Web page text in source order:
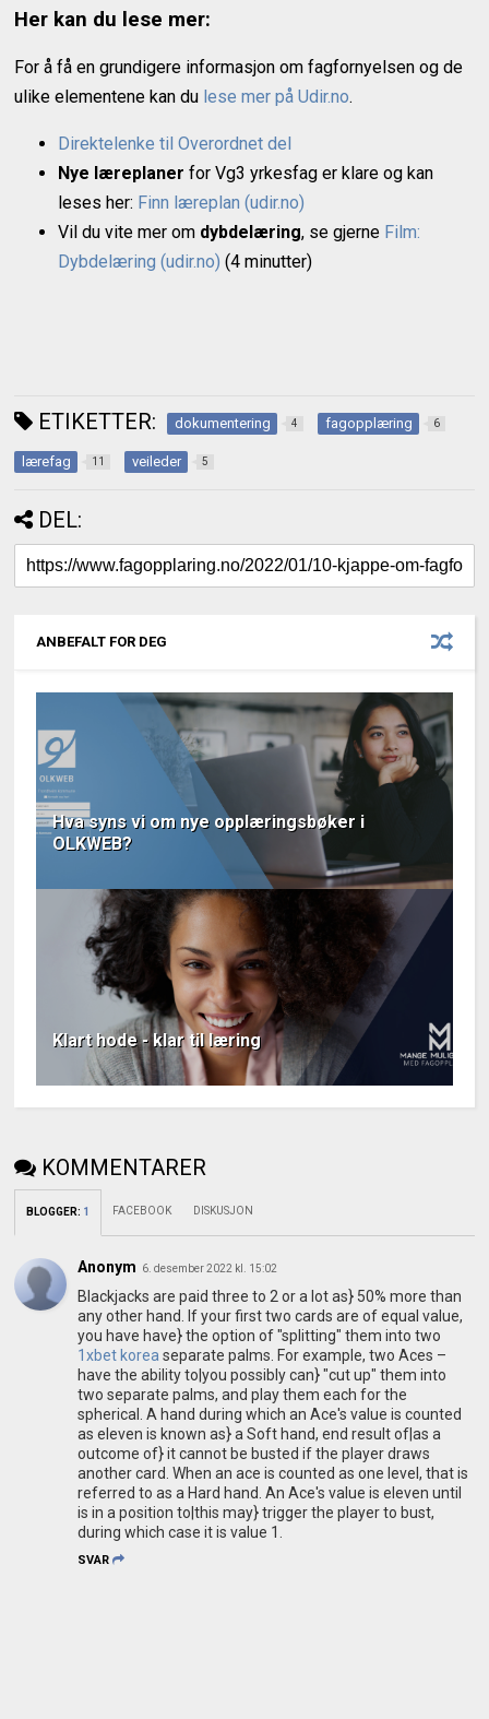
Her kan du lese mer:
For å få en grundigere informasjon om fagfornyelsen og de
ulike elementene kan du lese mer på Udir.no.
Direktelenke til Overordnet del
Nye læreplaner for Vg3 yrkesfag er klare og kan
leses her: Finn læreplan (udir.no)
Vil du vite mer om dybdelæring, se gjerne Film:
Dybdelæring (udir.no) (4 minutter)
ETIKETTER: dokumentering 4 fagopplæring 6
lærefag 11 veileder 5
DEL:
ANBEFALT FOR DEG
Hva syns vi om nye opplæringsbøker i
OLKWEB?
Klart hode - klar til læring
KOMMENTARER
BLOGGER: 1 FACEBOOK DISKUSJON
Anonym 6. desember 2022 kl. 15:02
Blackjacks are paid three to 2 or a lot as} 50% more than
any other hand. If your first two cards are of equal value,
you have have} the option of "splitting" them into two
1xbet korea separate palms. For example, two Aces –
have the ability to|you possibly can} "cut up" them into
two separate palms, and play them each for the
spherical. A hand during which an Ace's value is counted
as eleven is known as} a Soft hand, end result of|as a
outcome of} it cannot be busted if the player draws
another card. When an ace is counted as one level, that is
referred to as a Hard hand. An Ace's value is eleven until
is in a position to|this may} trigger the player to bust,
during which case it is value 1.
SVAR